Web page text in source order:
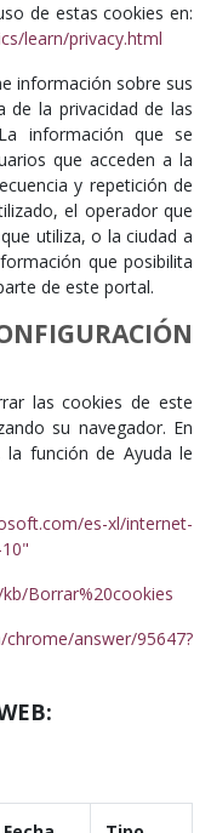
de estas cookies en:
learn/privacy.html
información sobre sus
de la privacidad de las
información que se
que acceden a la
y repetición de
el operador que
utiliza, o la ciudad a
que posibilita
de este portal.
las cookies de este
su navegador. En
la función de Ayuda le
es-xl/internet-
Borrar%20cookies
answer/95647?